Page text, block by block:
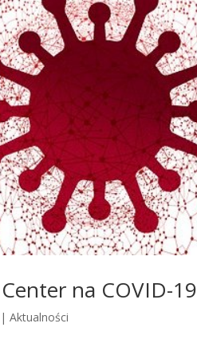
na COVID-19
|Aktualności